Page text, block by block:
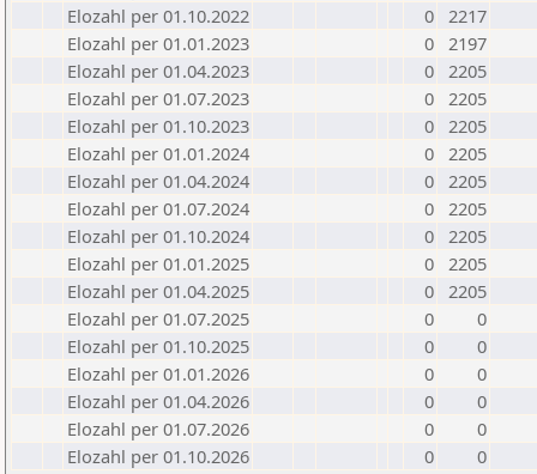
Elozahl per 01.10.2022
0 2217
Elozahl per 01.01.2023
0 2197
Elozahl per 01.04.2023
0 2205
Elozahl per 01.07.2023
0 2205
Elozahl per 01.10.2023
0 2205
Elozahl per 01.01.2024
0 2205
Elozahl per 01.04.2024
0 2205
Elozahl per 01.07.2024
0 2205
Elozahl per 01.10.2024
0 2205
Elozahl per 01.01.2025
0 2205
Elozahl per 01.04.2025
0 2205
Elozahl per 01.07.2025
0
0
Elozahl per 01.10.2025
0
0
Elozahl per 01.01.2026
0
0
Elozahl per 01.04.2026
0
0
Elozahl per 01.07.2026
0
0
Elozahl per 01.10.2026
0 0